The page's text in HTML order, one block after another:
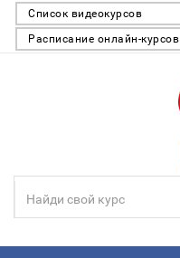
Список видеокурсов
Расписание онлайн-курсов